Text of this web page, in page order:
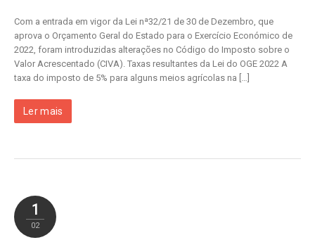
Com a entrada em vigor da Lei nª32/21 de 30 de Dezembro, que
aprova o Orçamento Geral do Estado para o Exercício Económico de
2022, foram introduzidas alterações no Código do Imposto sobre o
Valor Acrescentado (CIVA). Taxas resultantes da Lei do OGE 2022 A
taxa do imposto de 5% para alguns meios agrícolas na […]
Ler mais
1
02